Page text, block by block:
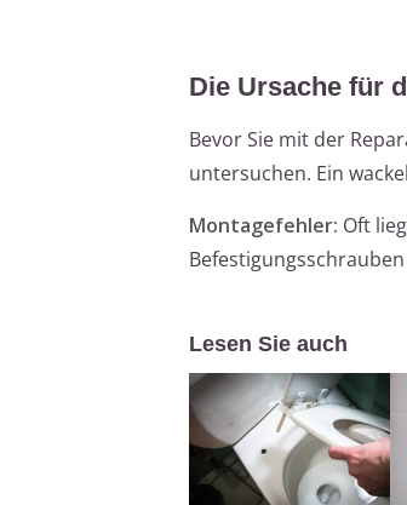
Die Ursache für
Bevor Sie mit der
untersuchen. Ein
Montagefehler: Oft
Lesen Sie auch